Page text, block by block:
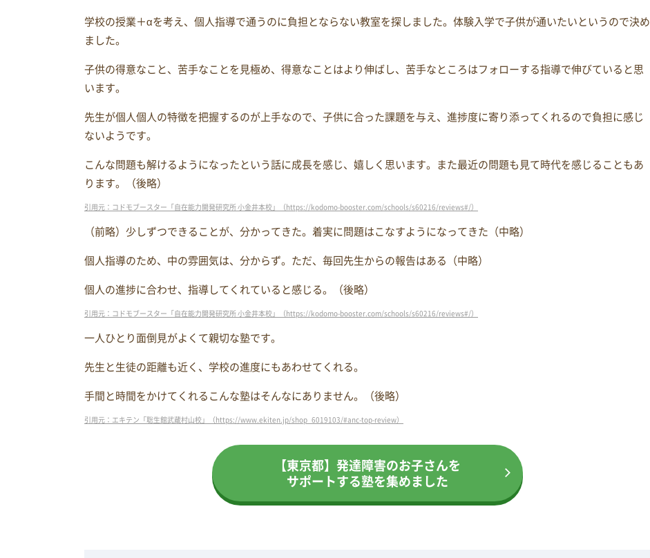
学校の授業＋αを考え、個人指導で通うのに負担とならない教室を探しました。体験入学で子供が通いたいというので決め
ました。
子供の得意なこと、苦手なことを見極め、得意なことはより伸ばし、苦手なところはフォローする指導で伸びていると思
います。
先生が個人個人の特徴を把握するのが上手なので、子供に合った課題を与え、進捗度に寄り添ってくれるので負担に感じ
ないようです。
こんな問題も解けるようになったという話に成長を感じ、嬉しく思います。また最近の問題も見て時代を感じることもあ
ります。（後略）
引用元：コドモブースター「自在能力開発研究所 小金井本校」（https://kodomo-booster.com/schools/s60216/reviews#/）
（前略）少しずつできることが、分かってきた。着実に問題はこなすようになってきた（中略）
個人指導のため、中の雰囲気は、分からず。ただ、毎回先生からの報告はある（中略）
個人の進捗に合わせ、指導してくれていると感じる。（後略）
引用元：コドモブースター「自在能力開発研究所 小金井本校」（https://kodomo-booster.com/schools/s60216/reviews#/）
一人ひとり面倒見がよくて親切な塾です。
先生と生徒の距離も近く、学校の進度にもあわせてくれる。
手間と時間をかけてくれるこんな塾はそんなにありません。（後略）
引用元：エキテン「聡生館武蔵村山校」（https://www.ekiten.jp/shop_6019103/#anc-top-review）
【東京都】発達障害のお子さんを
サポートする塾を集めました